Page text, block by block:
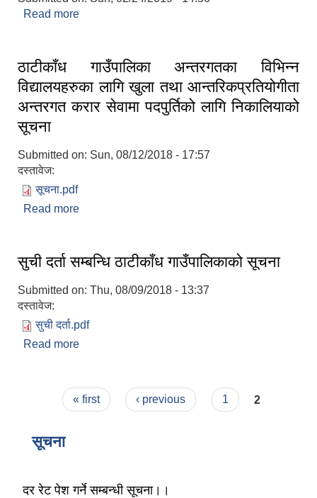
Read more
ठाटीकाँध गाउँपालिका अन्तरगतका विभिन्न
विद्यालयहरुका लागि खुला तथा आन्तरिकप्रतियोगीता
अन्तरगत करार सेवामा पदपुर्तिको लागि निकालियाको
सूचना
Submitted on: Sun, 08/12/2018 - 17:57
दस्तावेज:
सूचना.pdf
Read more
सुची दर्ता सम्बन्धि ठाटीकाँध गाउँपालिकाको सूचना
Submitted on: Thu, 08/09/2018 - 13:37
दस्तावेज:
सुची दर्ता.pdf
Read more
Pages« first ‹ previous 1 2
सूचना
दर रेट पेश गर्ने सम्बन्धी सूचना।।